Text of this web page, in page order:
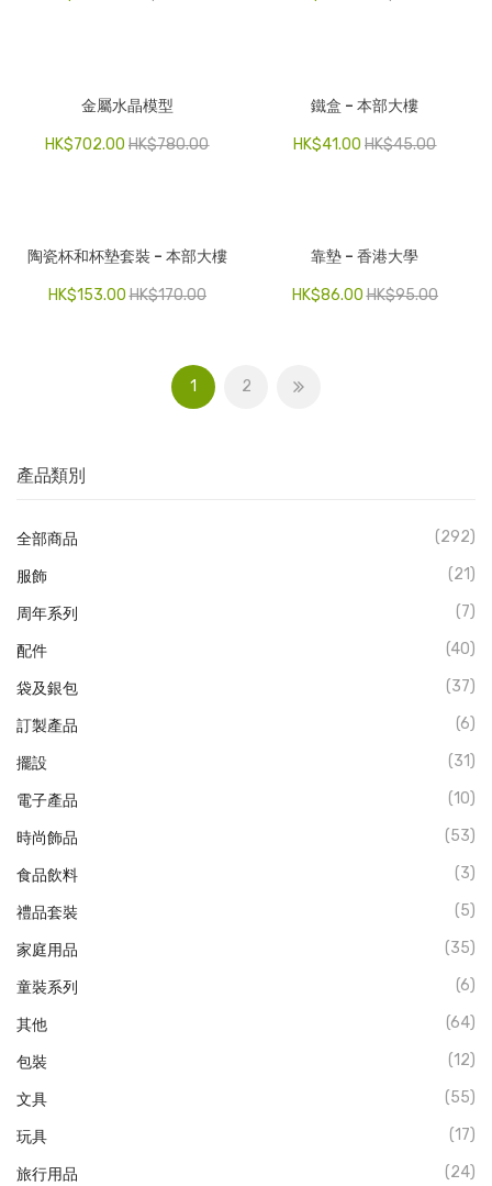
產品類別
全部商品 (292)
服飾 (21)
周年系列 (7)
配件 (40)
袋及銀包 (37)
訂製產品 (6)
擺設 (31)
電子產品 (10)
時尚飾品 (53)
食品飲料 (3)
禮品套裝 (5)
家庭用品 (35)
童裝系列 (6)
其他 (64)
包裝 (12)
文具 (55)
玩具 (17)
旅行用品 (24)
金屬水晶模型
HK$780.00
HK$702.00
鐵盒 – 本部大樓
HK$45.00
HK$41.00
陶瓷杯和杯墊套裝 – 本部大樓
HK$170.00
HK$153.00
靠墊 – 香港大學
HK$95.00
HK$86.00
1 2